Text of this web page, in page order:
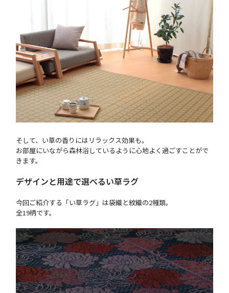
そして、い草の香りにはリラックス効果も。
お部屋にいながら森林浴しているように心地よく過ごすことがで
きます。
デザインと用途で選べるい草ラグ
今回ご紹介する「い草ラグ」は袋織と紋織の2種類。
全19柄です。